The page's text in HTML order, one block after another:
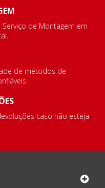
de Montagem em
de métodos de
caso não esteja